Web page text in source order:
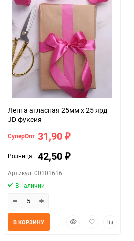
Лента атласная 25мм х 25 ярд
JD фуксия
СуперОпт 31,90 ₽
Розница 42,50 ₽
Артикул: 00101616
В наличии
БыстрыйДобавить
В КОРЗИНУ